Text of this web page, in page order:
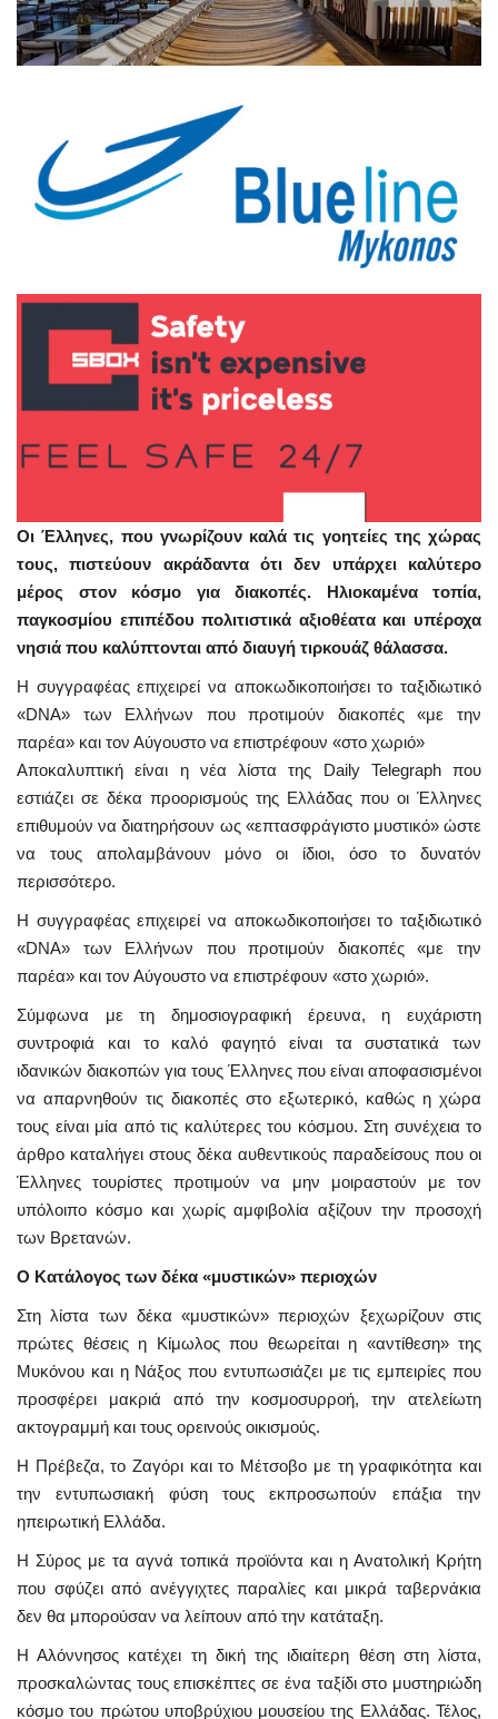
Οι Έλληνες, που γνωρίζουν καλά τις γοητείες της χώρας
τους, πιστεύουν ακράδαντα ότι δεν υπάρχει καλύτερο
μέρος στον κόσμο για διακοπές. Hλιοκαμένα τοπία,
παγκοσμίου επιπέδου πολιτιστικά αξιοθέατα και υπέροχα
νησιά που καλύπτονται από διαυγή τιρκουάζ θάλασσα.
H συγγραφέας επιχειρεί να αποκωδικοποιήσει το ταξιδιωτικό
«DNA» των Ελλήνων που προτιμούν διακοπές «με την
παρέα» και τον Αύγουστο να επιστρέφουν «στο χωριό»
Aποκαλυπτική είναι η νέα λίστα της Daily Telegraph που
εστιάζει σε δέκα προορισμούς της Ελλάδας που οι Έλληνες
επιθυμούν να διατηρήσουν ως «επτασφράγιστο μυστικό» ώστε
να τους απολαμβάνουν μόνο οι ίδιοι, όσο το δυνατόν
περισσότερο.
H συγγραφέας επιχειρεί να αποκωδικοποιήσει το ταξιδιωτικό
«DNA» των Ελλήνων που προτιμούν διακοπές «με την
παρέα» και τον Αύγουστο να επιστρέφουν «στο χωριό».
Σύμφωνα με τη δημοσιογραφική έρευνα, η ευχάριστη
συντροφιά και το καλό φαγητό είναι τα συστατικά των
ιδανικών διακοπών για τους Έλληνες που είναι αποφασισμένοι
να απαρνηθούν τις διακοπές στο εξωτερικό, καθώς η χώρα
τους είναι μία από τις καλύτερες του κόσμου. Στη συνέχεια το
άρθρο καταλήγει στους δέκα αυθεντικούς παραδείσους που οι
Έλληνες τουρίστες προτιμούν να μην μοιραστούν με τον
υπόλοιπο κόσμο και χωρίς αμφιβολία αξίζουν την προσοχή
των Βρετανών.
Ο Κατάλογος των δέκα «μυστικών» περιοχών
Στη λίστα των δέκα «μυστικών» περιοχών ξεχωρίζουν στις
πρώτες θέσεις η Κίμωλος που θεωρείται η «αντίθεση» της
Μυκόνου και η Νάξος που εντυπωσιάζει με τις εμπειρίες που
προσφέρει μακριά από την κοσμοσυρροή, την ατελείωτη
ακτογραμμή και τους ορεινούς οικισμούς.
Η Πρέβεζα, το Ζαγόρι και το Μέτσοβο με τη γραφικότητα και
την εντυπωσιακή φύση τους εκπροσωπούν επάξια την
ηπειρωτική Ελλάδα.
Η Σύρος με τα αγνά τοπικά προϊόντα και η Ανατολική Κρήτη
που σφύζει από ανέγγιχτες παραλίες και μικρά ταβερνάκια
δεν θα μπορούσαν να λείπουν από την κατάταξη.
Η Αλόννησος κατέχει τη δική της ιδιαίτερη θέση στη λίστα,
προσκαλώντας τους επισκέπτες σε ένα ταξίδι στο μυστηριώδη
κόσμο του πρώτου υποβρύχιου μουσείου της Ελλάδας. Τέλος,